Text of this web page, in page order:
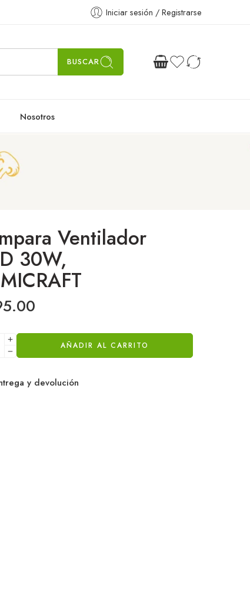
Iniciar sesión / Registrarse
BUSCAR
Nosotros
Ventilador
30W,
AÑADIR AL CARRITO
y devolución